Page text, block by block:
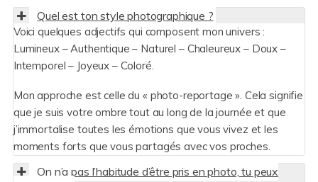
Quel est ton style photographique ?
Voici quelques adjectifs qui composent mon univers :
Lumineux – Authentique – Naturel – Chaleureux – Doux –
Intemporel – Joyeux – Coloré.
Mon approche est celle du « photo-reportage ». Cela signifie
que je suis votre ombre tout au long de la journée et que
j’immortalise toutes les émotions que vous vivez et les
moments forts que vous partagés avec vos proches.
On n’a pas l’habitude d’être pris en photo, tu peux